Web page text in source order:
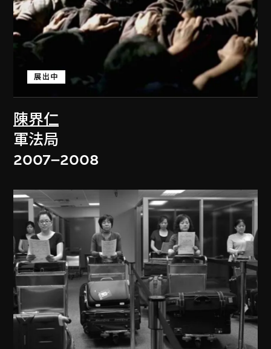
陳界仁
展出中
軍法局
2007–2008